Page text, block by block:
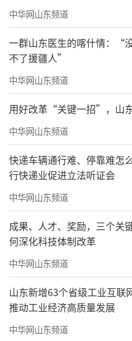
中华网山东频道
一群山东医生的喀什情：“
不了援疆人”
中华网山东频道
用好改革“关键一招”，山
中华网山东频道
快递车辆通行难、停靠难怎
行快递业促进立法听证会
中华网山东频道
成果、人才、奖励，三个关
何深化科技体制改革
中华网山东频道
山东新增63个省级工业互联
推动工业经济高质量发展
中华网山东频道